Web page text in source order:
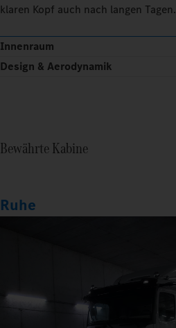
klaren Kopf auch nach langen Tagen.
Innenraum
Design & Aerodynamik
Bewährte Kabine
Ruhe